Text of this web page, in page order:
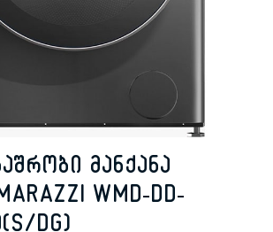
მანქანა
WMD-DD-